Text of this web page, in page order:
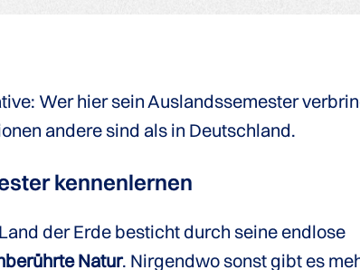
Wer hier sein Auslandssemester
andere sind als in Deutschland.
kennenlernen
der Erde besticht durch seine endlose
Natur. Nirgendwo sonst gibt es